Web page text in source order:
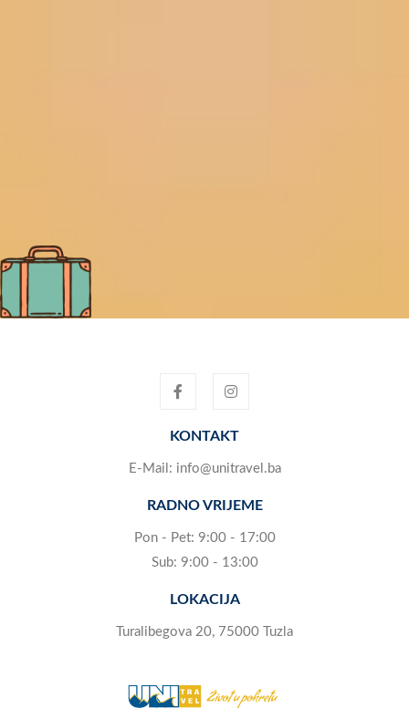
KONTAKT
E-Mail: info@unitravel.ba
RADNO VRIJEME
Pon - Pet: 9:00 - 17:00
Sub: 9:00 - 13:00
LOKACIJA
Turalibegova 20, 75000 Tuzla